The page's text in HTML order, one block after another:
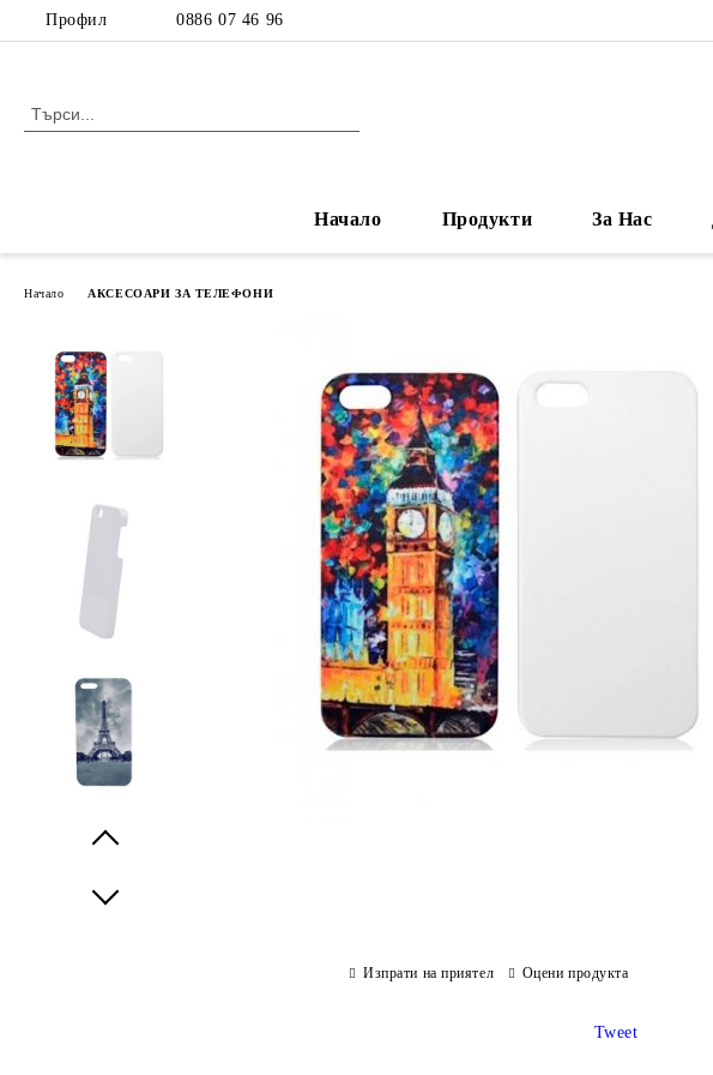
Профил 0886 07 46 96
Начало Продукти За Нас
Начало АКСЕСОАРИ ЗА ТЕЛЕФОНИ
Изпрати на приятел Оцени продукта
Tweet